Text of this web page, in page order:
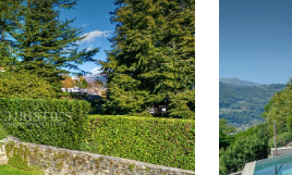
kein Favorit